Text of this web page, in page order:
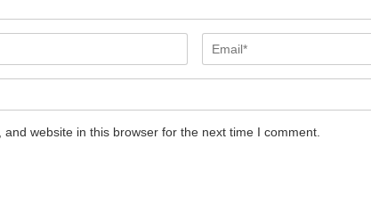
website in this browser for the next time I comment.